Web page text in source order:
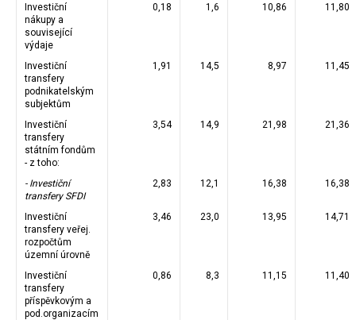
Investiční
nákupy a
související
výdaje
0,18 1,6 10,86 11,80
Investiční
transfery
podnikatelským
subjektům
1,91 14,5 8,97 11,45
Investiční
transfery
státním fondům
- z toho:
3,54 14,9 21,98 21,36
- Investiční
transfery SFDI
2,83 12,1 16,38 16,38
Investiční
transfery veřej.
rozpočtům
územní úrovně
3,46 23,0 13,95 14,71
Investiční
transfery
příspěvkovým a
pod.organizacím
0,86 8,3 11,15 11,40